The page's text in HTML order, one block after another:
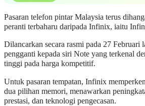
Pasaran telefon pintar Malaysia terus
peranti terbaharu daripada Infinix, iaitu
Dilancarkan secara rasmi pada 27 Februari
pengganti kepada siri Note yang terkenal
tinggi pada harga kompetitif.
Untuk pasaran tempatan, Infinix
dua pilihan memori, menawarkan
prestasi, dan teknologi pengecasan.